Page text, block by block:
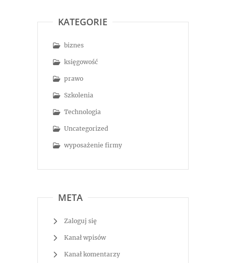
KATEGORIE
biznes
księgowość
prawo
Szkolenia
Technologia
Uncategorized
wyposażenie firmy
META
Zaloguj się
Kanał wpisów
Kanał komentarzy